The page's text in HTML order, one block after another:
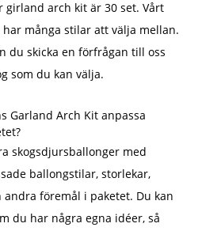
girland arch kit är 30 set. Vårt
många stilar att välja mellan.
du skicka en förfrågan till oss
som du kan välja.
Garland Arch Kit anpassa
skogsdjursballonger med
ballongstilar, storlekar,
föremål i paketet. Du kan
du har några egna idéer, så